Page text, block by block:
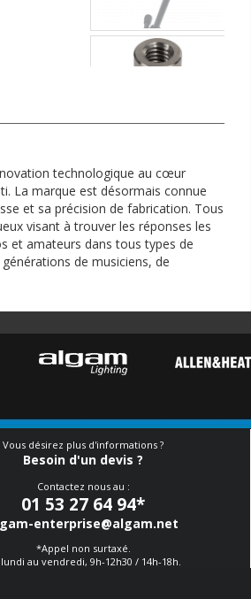
technologique au cœur
La marque est désormais connue
et sa précision de fabrication. Tous
visant à trouver les réponses les
et amateurs dans tous types de
de musiciens, de
Vous désirez plus d'informations ?
Besoin d'un devis ?
Contactez nous au :
01 53 27 64 94*
enterprise@algam.net
*Appel non surtaxé.
au vendredi, 9h-12h30 / 14h-18h.